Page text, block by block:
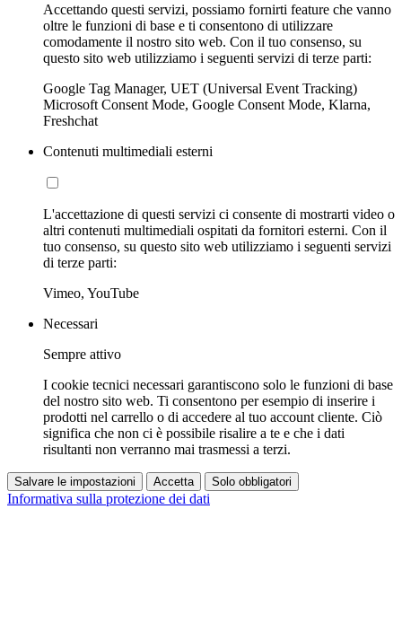
Accettando questi servizi, possiamo fornirti feature che vanno
oltre le funzioni di base e ti consentono di utilizzare
comodamente il nostro sito web. Con il tuo consenso, su
questo sito web utilizziamo i seguenti servizi di terze parti:
Google Tag Manager, UET (Universal Event Tracking)
Microsoft Consent Mode, Google Consent Mode, Klarna,
Freshchat
Contenuti multimediali esterni
L'accettazione di questi servizi ci consente di mostrarti video o
altri contenuti multimediali ospitati da fornitori esterni. Con il
tuo consenso, su questo sito web utilizziamo i seguenti servizi
di terze parti:
Vimeo, YouTube
Necessari
Sempre attivo
I cookie tecnici necessari garantiscono solo le funzioni di base
del nostro sito web. Ti consentono per esempio di inserire i
prodotti nel carrello o di accedere al tuo account cliente. Ciò
significa che non ci è possibile risalire a te e che i dati
risultanti non verranno mai trasmessi a terzi.
Salvare le impostazioni Accetta Solo obbligatori
Informativa sulla protezione dei dati